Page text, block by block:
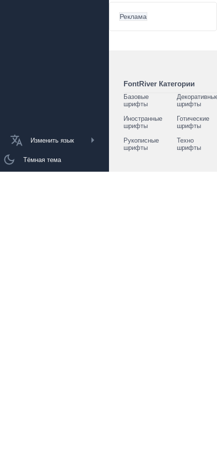
Изменить язык
Тёмная тема
Реклама
FontRiver Категории
Базовые
шрифты
шрифты
Иностранные
шрифты
Готические
шрифты
Рукописные
шрифты
Техно
шрифты